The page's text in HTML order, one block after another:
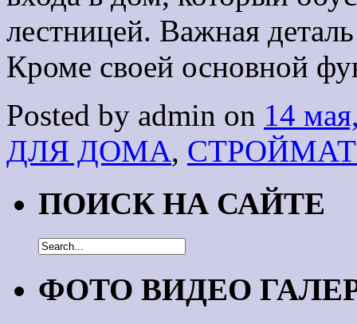
лестницей. Важная
Кроме своей основной
Posted by admin on 14
ДЛЯ ДОМА,
ПОИСК НА САЙТЕ
ФОТО ВИДЕО